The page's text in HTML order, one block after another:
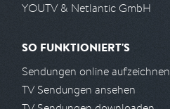
YOUTV & Netlantic GmbH
SO FUNKTIONIERT'S
Sendungen online aufzeichnen
TV Sendungen ansehen